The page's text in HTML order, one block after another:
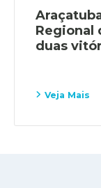
Regional
duas
Veja Mais